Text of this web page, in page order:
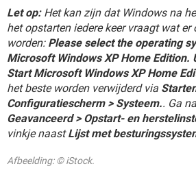
Let op:Het kan zijn dat Windows na
het opstarten iedere keer vraagt wat er
worden: Please select the operating
Microsoft Windows XP Home Edition.
Start Microsoft Windows XP Home
het beste worden verwijderd via
Configuratiescherm > Systeem.. Ga
Geavanceerd > Opstart- en
vinkje naastLijst met
Afbeelding: © iStock.